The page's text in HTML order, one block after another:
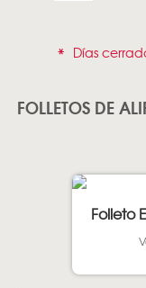
* Días
FOLLETOS DE
Folleto